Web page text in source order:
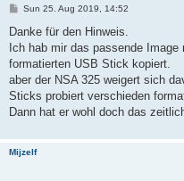
P
s
Sun 25. Aug 2019, 14:52
Danke für den Hinweis.
Ich hab mir das passende
formatierten USB Stick kopiert.
aber der NSA 325 weigert sich
Sticks probiert verschieden
Dann hat er wohl doch das
Mijzelf